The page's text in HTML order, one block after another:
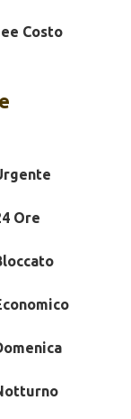
Costo
Ore